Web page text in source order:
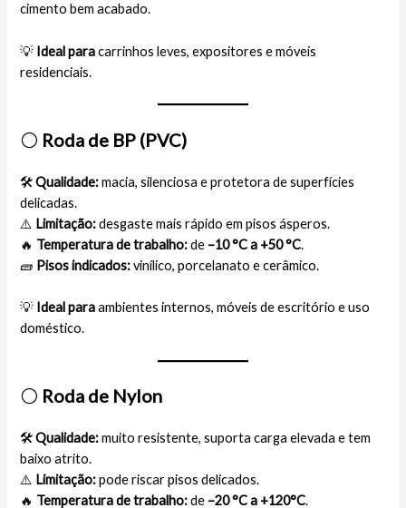
cimento bem acabado.
💡 Ideal paracarrinhos leves, expositores e móveis
residenciais.
⚪ Roda de BP (PVC)
🛠️Qualidade:macia, silenciosa e protetora de superfícies
delicadas.
⚠️ Limitação:desgaste mais rápido em pisos ásperos.
🔥 Temperatura de trabalho:de –10 °C a +50 °C.
🧱 Pisos indicados:vinílico, porcelanato e cerâmico.
💡 Ideal paraambientes internos, móveis de escritório e uso
doméstico.
⚪ Roda de Nylon
🛠️Qualidade:muito resistente, suporta carga elevada e tem
baixo atrito.
⚠️ Limitação:pode riscar pisos delicados.
🔥 Temperatura de trabalho:de –20 °C a +120°C.